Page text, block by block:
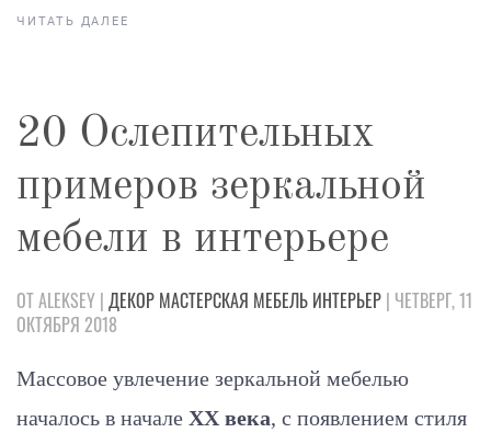
ЧИТАТЬ ДАЛЕЕ
20 Ослепительных
примеров зеркальной
мебели в интерьере
ОТ ALEKSEY | ДЕКОР МАСТЕРСКАЯ МЕБЕЛЬ ИНТЕРЬЕР | ЧЕТВЕРГ, 11
ОКТЯБРЯ 2018
Массовое увлечение зеркальной мебелью
началось в начале ХХ века, с появлением стиля